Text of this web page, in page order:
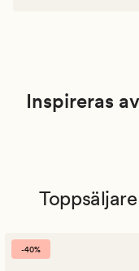
Inspireras
-40%